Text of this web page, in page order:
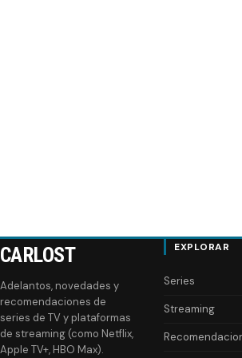
CARLOST
Adelantos, novedades y
recomendaciones de
series de TV y plataformas
de streaming (como Netflix,
Apple TV+, HBO Max).
EXPLORAR
Series
Streaming